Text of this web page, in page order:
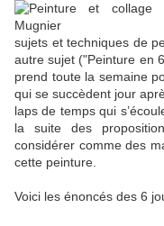
sujets et techniques de
autre sujet ("Peinture en
prend toute la semaine
qui se succèdent jour
laps de temps qui
la suite des
considérer comme des
cette peinture.
Voici les énoncés des 6